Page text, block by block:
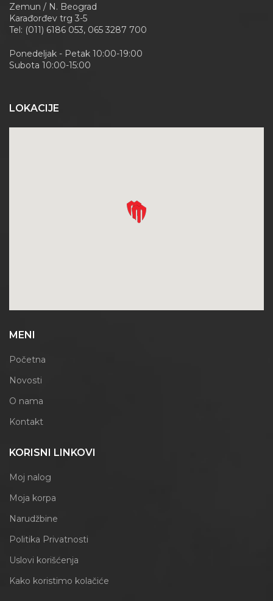
Zemun / N. Beograd
Karađorđev trg 3-5
Tel: (011) 6186 053, 065 3287 700
Ponedeljak - Petak 10:00-19:00
Subota 10:00-15:00
LOKACIJE
MENI
Početna
Novosti
O nama
Kontakt
KORISNI LINKOVI
Moj nalog
Moja korpa
Narudžbine
Politika Privatnosti
Uslovi korišćenja
Kako koristimo kolačiće